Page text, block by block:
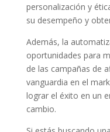
personalización y
su desempeño y
Además, la
oportunidades para
de las campañas de
vanguardia en el
lograr el éxito en un
cambio.